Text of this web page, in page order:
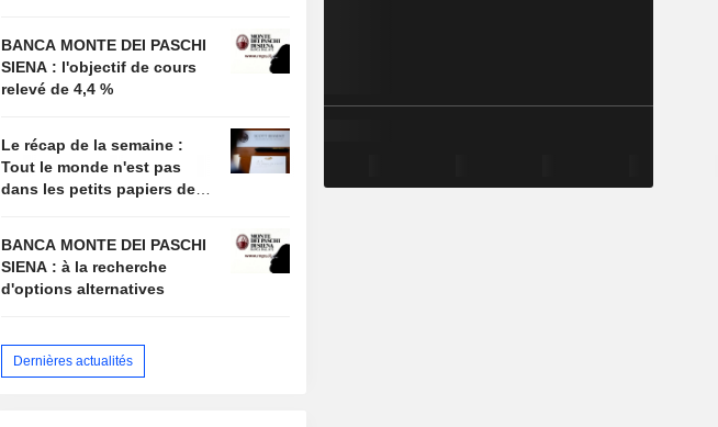
BANCA MONTE DEI PASCHI
SIENA : l'objectif de cours
relevé de 4,4 %
Le récap de la semaine :
Tout le monde n'est pas
dans les petits papiers de
BANCA MONTE DEI PASCHI
SIENA : à la recherche
d'options alternatives
Dernières actualités